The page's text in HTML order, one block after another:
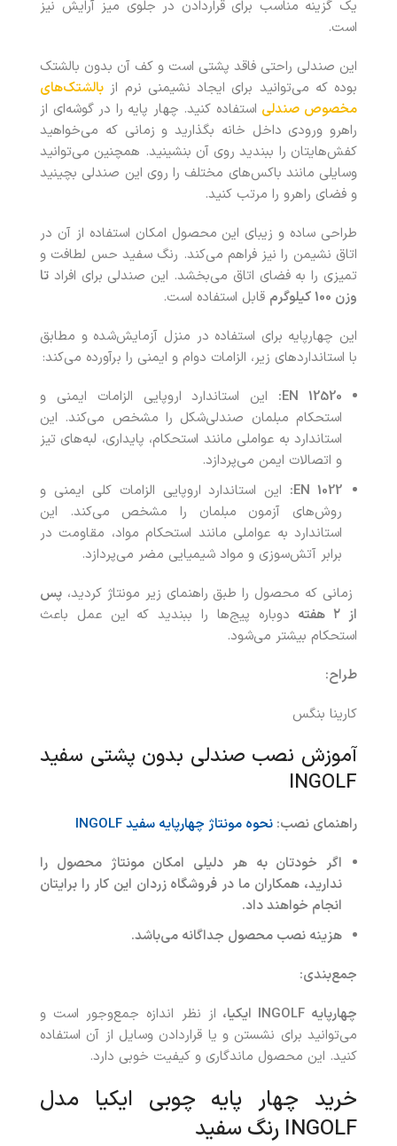
یک گزینه مناسب برای قراردادن در جلوی میز آرایش نیز
است.
این صندلی راحتی فاقد پشتی است و کف آن بدون بالشتک
بوده که می‌توانید برای ایجاد نشیمنی نرم از بالشتک‌های
مخصوص صندلی استفاده کنید. چهار پایه را در گوشه‌ای از
راهرو ورودی داخل خانه بگذارید و زمانی که می‌خواهید
کفش‌هایتان را ببندید روی آن بنشینید. همچنین می‌توانید
وسایلی مانند باکس‌های مختلف را روی این صندلی بچینید
و فضای راهرو را مرتب کنید.
طراحی ساده و زیبای این محصول امکان استفاده از آن در
اتاق نشیمن را نیز فراهم می‌کند. رنگ سفید حس لطافت و
تمیزی را به فضای اتاق می‌بخشد. این صندلی برای افراد تا
وزن 100 کیلوگرم
قابل استفاده است.
این چهارپایه برای استفاده در منزل آزمایش‌شده و مطابق
با استانداردهای زیر، الزامات دوام و ایمنی را برآورده می‌کند:
EN 12520:
این استاندارد اروپایی الزامات ایمنی و
استحکام مبلمان صندلی‌شکل را مشخص می‌کند. این
استاندارد به عواملی مانند استحکام، پایداری، لبه‌های تیز
و اتصالات ایمن می‌پردازد.
EN 1022:
این استاندارد اروپایی الزامات کلی ایمنی و
روش‌های آزمون مبلمان را مشخص می‌کند. این
استاندارد به عواملی مانند استحکام مواد، مقاومت در
برابر آتش‌سوزی و مواد شیمیایی مضر می‌پردازد.
زمانی که محصول را طبق راهنمای زیر مونتاژ کردید، پس
از ۲ هفته
دوباره پیج‌ها را ببندید که این عمل باعث
استحکام بیشتر می‌شود.
طراح:
کارینا بنگس
آموزش نصب صندلی بدون پشتی سفید
INGOLF
راهنمای نصب: نحوه مونتاژ چهارپایه سفید INGOLF
اگر خودتان به هر دلیلی امکان مونتاژ محصول را
ندارید، همکاران ما در فروشگاه زردان این کار را برایتان
انجام خواهند داد.
هزینه نصب محصول جداگانه می‌باشد.
جمع‌بندی:
چهارپایهINGOLF ایکیا، از نظر اندازه جمع‌وجور است و
می‌توانید برای نشستن و یا قراردادن وسایل از آن استفاده
کنید. این محصول ماندگاری و کیفیت خوبی دارد.
خرید چهار پایه چوبی ایکیا مدل
INGOLF رنگ سفید